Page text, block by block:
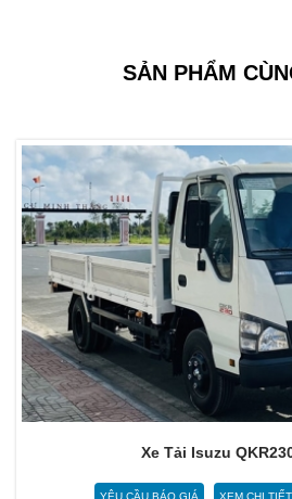
SẢN PHẨM
Xe Tải Isuzu
YÊU CẦU BÁO GIÁ XEM CHI TIẾT